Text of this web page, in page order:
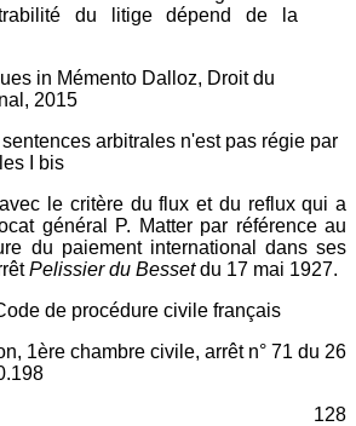
du litige dépend de la
in Mémento Dalloz, Droit du
2015
arbitrales n'est pas régie par
I bis
le critère du flux et du reflux qui a
général P. Matter par référence au
du paiement international dans ses
Pelissier du Bessetdu 17 mai 1927.
de procédure civile français
1ère chambre civile, arrêt n° 71 du 26
128